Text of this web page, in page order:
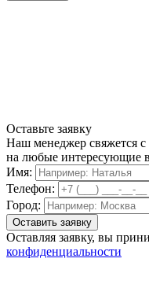
Оставьте заявку
Наш менеджер свяжется
на любые интересующие
Имя:
Телефон:
Город:
Оставляя заявку, вы
конфиденциальности